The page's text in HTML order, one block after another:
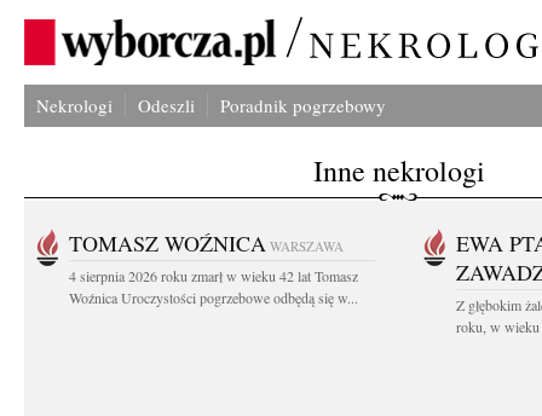
Nekrologi Odeszli Poradnik pogrzebowy
Inne nekrologi
TOMASZ WOŹNICA WARSZAWA
4 sierpnia 2026 roku zmarł w wieku 42 lat Tomasz
Woźnica Uroczystości pogrzebowe odbędą się w...
EWA
Z głębokim
roku, w wieku